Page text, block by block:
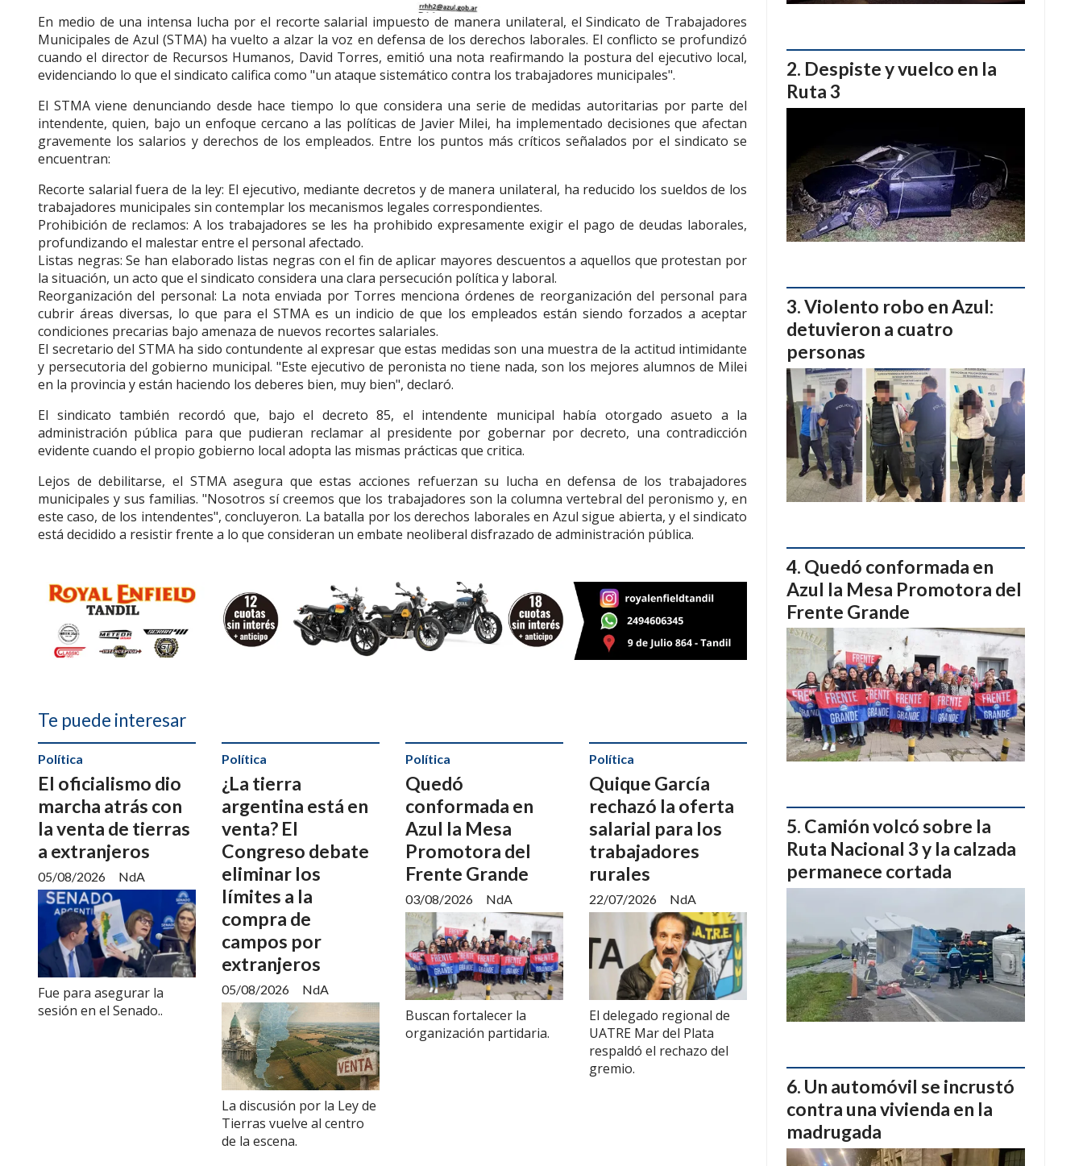
En medio de una intensa lucha por el recorte salarial impuesto de manera unilateral, el Sindicato de Trabajadores
Municipales de Azul (STMA) ha vuelto a alzar la voz en defensa de los derechos laborales. El conflicto se profundizó
cuando el director de Recursos Humanos, David Torres, emitió una nota reafirmando la postura del ejecutivo local,
evidenciando lo que el sindicato califica como "un ataque sistemático contra los trabajadores municipales".
El STMA viene denunciando desde hace tiempo lo que considera una serie de medidas autoritarias por parte del
intendente, quien, bajo un enfoque cercano a las políticas de Javier Milei, ha implementado decisiones que afectan
gravemente los salarios y derechos de los empleados. Entre los puntos más críticos señalados por el sindicato se
encuentran:
Recorte salarial fuera de la ley: El ejecutivo, mediante decretos y de manera unilateral, ha reducido los sueldos de los
trabajadores municipales sin contemplar los mecanismos legales correspondientes.
Prohibición de reclamos: A los trabajadores se les ha prohibido expresamente exigir el pago de deudas laborales,
profundizando el malestar entre el personal afectado.
Listas negras: Se han elaborado listas negras con el fin de aplicar mayores descuentos a aquellos que protestan por
la situación, un acto que el sindicato considera una clara persecución política y laboral.
Reorganización del personal: La nota enviada por Torres menciona órdenes de reorganización del personal para
cubrir áreas diversas, lo que para el STMA es un indicio de que los empleados están siendo forzados a aceptar
condiciones precarias bajo amenaza de nuevos recortes salariales.
El secretario del STMA ha sido contundente al expresar que estas medidas son una muestra de la actitud intimidante
y persecutoria del gobierno municipal. "Este ejecutivo de peronista no tiene nada, son los mejores alumnos de Milei
en la provincia y están haciendo los deberes bien, muy bien", declaró.
El sindicato también recordó que, bajo el decreto 85, el intendente municipal había otorgado asueto a la
administración pública para que pudieran reclamar al presidente por gobernar por decreto, una contradicción
evidente cuando el propio gobierno local adopta las mismas prácticas que critica.
Lejos de debilitarse, el STMA asegura que estas acciones refuerzan su lucha en defensa de los trabajadores
municipales y sus familias. "Nosotros sí creemos que los trabajadores son la columna vertebral del peronismo y, en
este caso, de los intendentes", concluyeron. La batalla por los derechos laborales en Azul sigue abierta, y el sindicato
está decidido a resistir frente a lo que consideran un embate neoliberal disfrazado de administración pública.
Te puede interesar
El oficialismo dio
marcha atrás con
la venta de tierras
a extranjeros
NdA
Política
05/08/2026
Fue para asegurar la
sesión en el Senado..
¿La tierra
argentina está en
venta? El
Congreso debate
eliminar los
límites a la
compra de
campos por
extranjeros
NdA
Política
05/08/2026
La discusión por la Ley de
Tierras vuelve al centro
de la escena.
Quedó
conformada en
Azul la Mesa
Promotora del
Frente Grande
NdA
Política
03/08/2026
Buscan fortalecer la
organización partidaria.
Quique García
rechazó la oferta
salarial para los
trabajadores
rurales
NdA
Política
22/07/2026
El delegado regional de
UATRE Mar del Plata
respaldó el rechazo del
gremio.
Despiste y vuelco en la
Ruta 3
Violento robo en Azul:
detuvieron a cuatro
personas
Quedó conformada en
Azul la Mesa Promotora del
Frente Grande
Camión volcó sobre la
Ruta Nacional 3 y la calzada
permanece cortada
Un automóvil se incrustó
contra una vivienda en la
madrugada